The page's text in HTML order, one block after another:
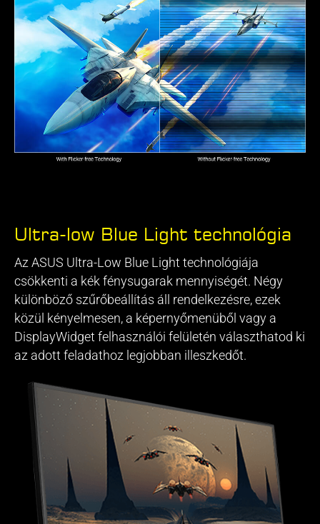
Ultra-low Blue Light technológia
Az ASUS Ultra-Low Blue Light technológiája
csökkenti a kék fénysugarak mennyiségét. Négy
különböző szűrőbeállítás áll rendelkezésre, ezek
közül kényelmesen, a képernyőmenüből vagy a
DisplayWidget felhasználói felületén választhatod ki
az adott feladathoz legjobban illeszkedőt.